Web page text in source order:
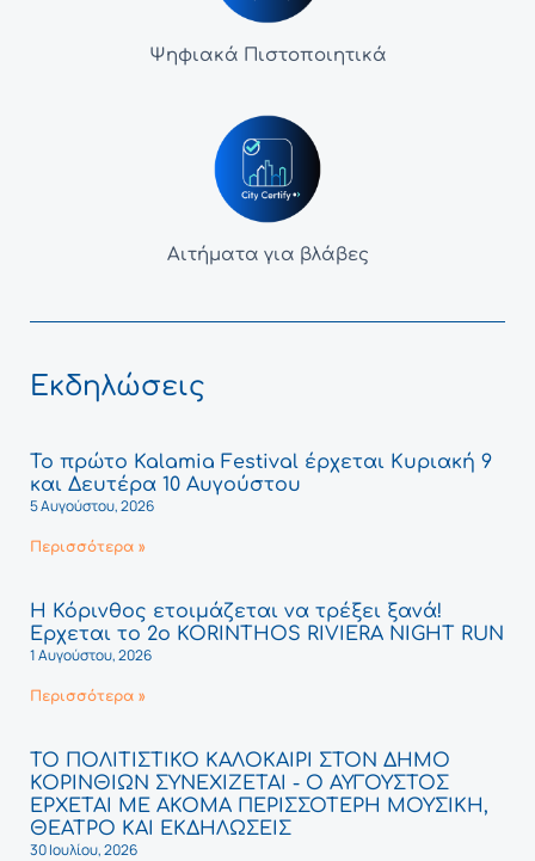
Ψηφιακά Πιστοποιητικά
Αιτήματα για βλάβες
Εκδηλώσεις
Το πρώτο Kalamia Festival έρχεται Κυριακή 9
και Δευτέρα 10 Αυγούστου
5 Αυγούστου, 2026
Περισσότερα »
Η Κόρινθος ετοιμάζεται να τρέξει ξανά!
Έρχεται το 2ο KORINTHOS RIVIERA NIGHT RUN
1 Αυγούστου, 2026
Περισσότερα »
ΤΟ ΠΟΛΙΤΙΣΤΙΚΟ ΚΑΛΟΚΑΙΡΙ ΣΤΟΝ ΔΗΜΟ
ΚΟΡΙΝΘΙΩΝ ΣΥΝΕΧΙΖΕΤΑΙ - Ο ΑΥΓΟΥΣΤΟΣ
ΕΡΧΕΤΑΙ ΜΕ ΑΚΟΜΑ ΠΕΡΙΣΣΟΤΕΡΗ ΜΟΥΣΙΚΗ,
ΘΕΑΤΡΟ ΚΑΙ ΕΚΔΗΛΩΣΕΙΣ
30 Ιουλίου, 2026